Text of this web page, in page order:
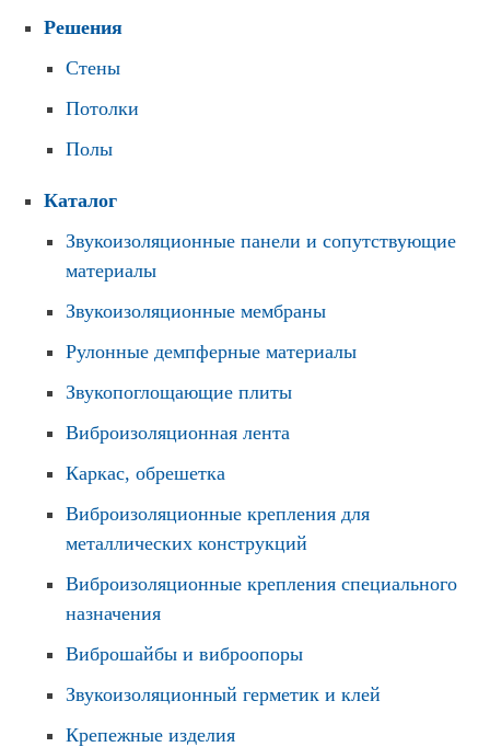
Решения
Стены
Потолки
Полы
Каталог
Звукоизоляционные панели и сопутствующие
материалы
Звукоизоляционные мембраны
Рулонные демпферные материалы
Звукопоглощающие плиты
Виброизоляционная лента
Каркас, обрешетка
Виброизоляционные крепления для
металлических конструкций
Виброизоляционные крепления специального
назначения
Виброшайбы и виброопоры
Звукоизоляционный герметик и клей
Крепежные изделия